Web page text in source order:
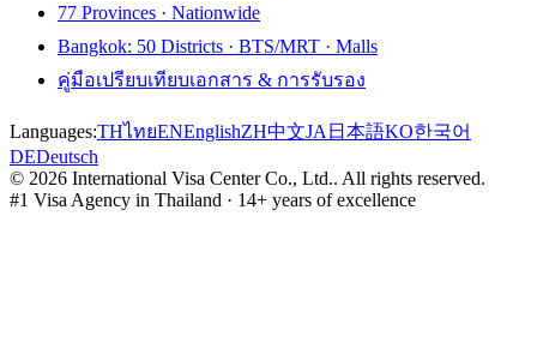
77 Provinces · Nationwide
Bangkok: 50 Districts · BTS/MRT · Malls
คู่มือเปรียบเทียบเอกสาร & การรับรอง
Languages:THไทยENEnglishZH中文JA 日本語KO한국어
DEDeutsch
© 2026 International Visa Center Co., Ltd.. All rights reserved.
#1 Visa Agency in Thailand · 14+ years of excellence